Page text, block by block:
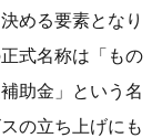
める要素となり
式名称は「もの
助金」という名
の立ち上げにも